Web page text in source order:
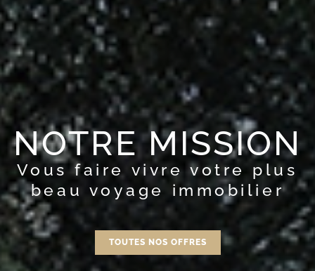
NOTRE MISSION
Vous faire vivre votre plus
beau voyage immobilier
TOUTES NOS OFFRES